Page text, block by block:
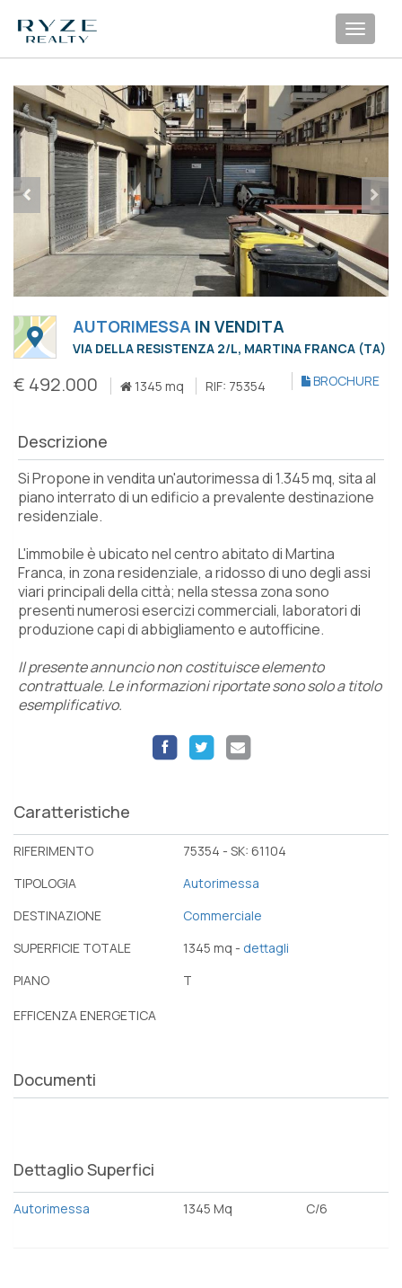
AUTORIMESSA IN VENDITA
VIA DELLA RESISTENZA 2/L, MARTINA FRANCA (TA)
€ 492.000 1345 mq RIF: 75354 BROCHURE
Descrizione
Si Propone in vendita un'autorimessa di 1.345 mq, sita al
piano interrato di un edificio a prevalente destinazione
residenziale.
L'immobile è ubicato nel centro abitato di Martina
Franca, in zona residenziale, a ridosso di uno degli assi
viari principali della città; nella stessa zona sono
presenti numerosi esercizi commerciali, laboratori di
produzione capi di abbigliamento e autofficine.
Il presente annuncio non costituisce elemento
contrattuale. Le informazioni riportate sono solo a titolo
esemplificativo.
Caratteristiche
RIFERIMENTO
75354 - SK: 61104
TIPOLOGIA
Autorimessa
DESTINAZIONE
Commerciale
SUPERFICIE TOTALE
1345 mq - dettagli
PIANO
T
EFFICENZA ENERGETICA
Documenti
Dettaglio Superfici
Autorimessa 1345 Mq C/6